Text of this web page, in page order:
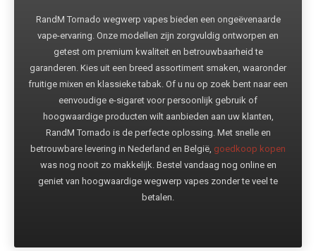
RandM Tornado wegwerp vapes bieden een ongeëvenaarde
vape-ervaring. Onze modellen zijn zorgvuldig ontworpen en
getest om premium kwaliteit en betrouwbaarheid te
garanderen. Kies uit een breed assortiment smaken, waaronder
fruitige mixen en klassieke tabak. Of u nu op zoek bent naar een
eenvoudige e-sigaret voor persoonlijk gebruik of
hoogwaardige producten wilt aanbieden aan uw klanten,
RandM Tornado is de perfecte oplossing. Met snelle en
betrouwbare levering in Nederland en België, goedkoop kopen
was nog nooit zo makkelijk. Bestel vandaag nog online en
geniet van hoogwaardige wegwerp vapes zonder te veel te
betalen.